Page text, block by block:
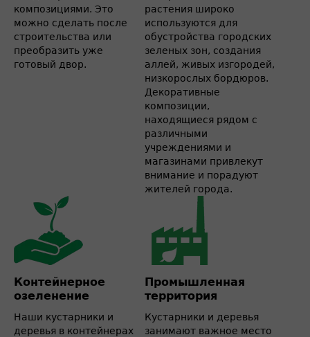
композициями. Это
можно сделать после
строительства или
преобразить уже
готовый двор.
растения широко
используются для
обустройства городских
зеленых зон, создания
аллей, живых изгородей,
низкорослых бордюров.
Декоративные
композиции,
находящиеся рядом с
различными
учреждениями и
магазинами привлекут
внимание и порадуют
жителей города.
Контейнерное
озеленение
Наши кустарники и
деревья в контейнерах
Промышленная
территория
Кустарники и деревья
занимают важное место